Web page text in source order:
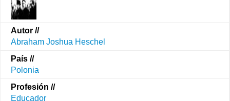
Abraham Joshua Heschel
Polonia
Educador